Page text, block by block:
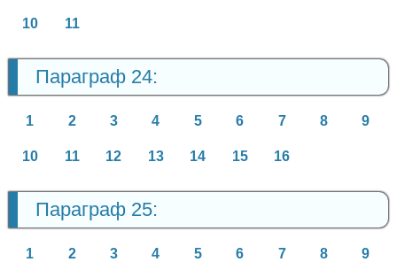
10 11
Параграф 24:
1 2 3 4 5 6 7 8 9
10 11 12 13 14 15 16
Параграф 25:
1 2 3 4 5 6 7 8 9